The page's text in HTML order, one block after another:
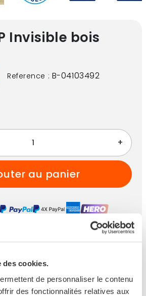
cookies.
de personnaliser le contenu
des fonctionnalités relatives aux
Invisible bois
Reference : B-04103492
+
au panier
100% sécurisé